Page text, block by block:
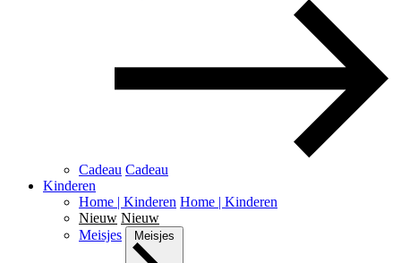
Cadeau Cadeau
Kinderen
Home | Kinderen Home | Kinderen
Nieuw Nieuw
Meisjes
Meisjes